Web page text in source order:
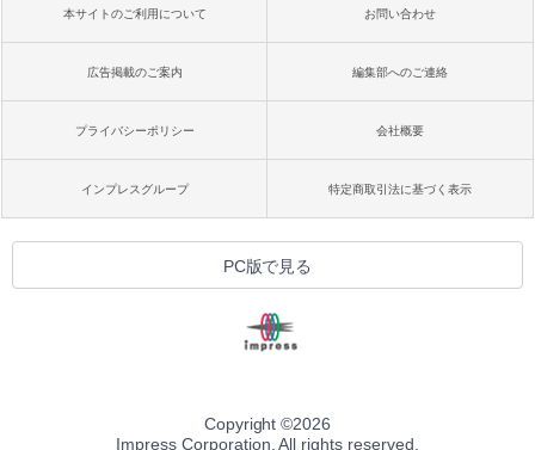
本サイトのご利用について お問い合わせ
広告掲載のご案内 編集部へのご連絡
プライバシーポリシー 会社概要
インプレスグループ 特定商取引法に基づく表示
PC版で見る
Copyright ©2026
Impress Corporation. All rights reserved.